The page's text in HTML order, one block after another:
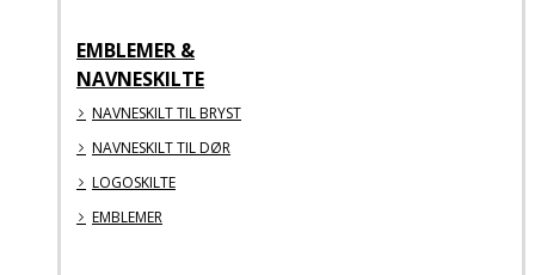
EMBLEMER &
NAVNESKILTE
NAVNESKILT TIL BRYST
NAVNESKILT TIL DØR
LOGOSKILTE
EMBLEMER